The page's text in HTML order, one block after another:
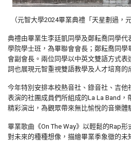
（元智大學2024畢業典禮「天星劃過，
典禮由畢業生李廷凱同學及鄭耘喬同學
學院學士班，為畢聯會會長；鄭耘喬同
會副會長。兩位同學以中英文雙語方式表
詞也展現元智重視雙語教學及人才培育的
今年特別安排本校熱音社、錄音社、吉
表演的社團成員們所組成的La La Band
精彩演出，為觀眾帶來無比愉悅的音樂體
畢業歌曲《On The Way》以輕鬆的Rap
對未來的種種想像，描繪畢業季象徵的